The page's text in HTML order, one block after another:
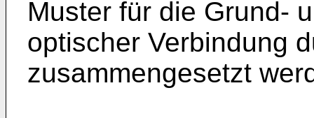
Muster für die Grund-
optischer Verbindung
zusammengesetzt